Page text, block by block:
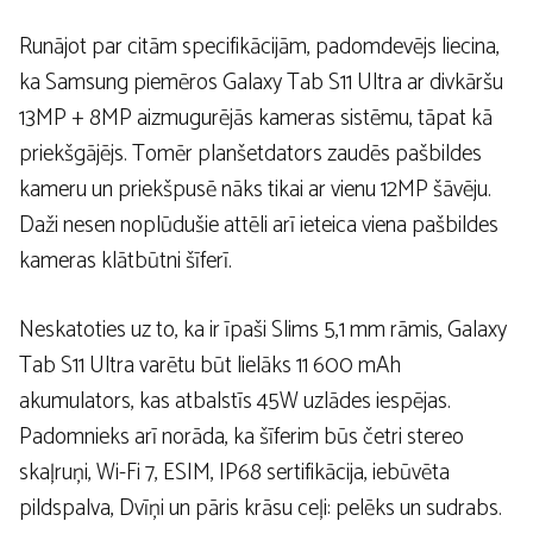
Runājot par citām specifikācijām, padomdevējs liecina,
ka Samsung piemēros Galaxy Tab S11 Ultra ar divkāršu
13MP + 8MP aizmugurējās kameras sistēmu, tāpat kā
priekšgājējs. Tomēr planšetdators zaudēs pašbildes
kameru un priekšpusē nāks tikai ar vienu 12MP šāvēju.
Daži nesen noplūdušie attēli arī ieteica viena pašbildes
kameras klātbūtni šīferī.
Neskatoties uz to, ka ir īpaši Slims 5,1 mm rāmis, Galaxy
Tab S11 Ultra varētu būt lielāks 11 600 mAh
akumulators, kas atbalstīs 45W uzlādes iespējas.
Padomnieks arī norāda, ka šīferim būs četri stereo
skaļruņi, Wi-Fi 7, ESIM, IP68 sertifikācija, iebūvēta
pildspalva, Dvīņi un pāris krāsu ceļi: pelēks un sudrabs.